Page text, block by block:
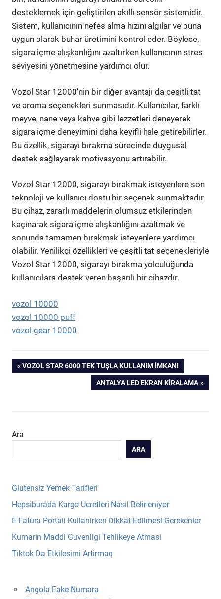
desteklemek için geliştirilen akıllı sensör sistemidir.
Sistem, kullanıcının nefes alma hızını algılar ve buna
uygun olarak buhar üretimini kontrol eder. Böylece,
sigara içme alışkanlığını azaltırken kullanıcının stres
seviyesini yönetmesine yardımcı olur.
Vozol Star 12000'nin bir diğer avantajı da çeşitli tat
ve aroma seçenekleri sunmasıdır. Kullanıcılar, farklı
meyve, nane veya kahve gibi lezzetleri deneyerek
sigara içme deneyimini daha keyifli hale getirebilirler.
Bu özellik, sigarayı bırakma sürecinde duygusal
destek sağlayarak motivasyonu artırabilir.
Vozol Star 12000, sigarayı bırakmak isteyenlere son
teknoloji ve kullanıcı dostu bir seçenek sunmaktadır.
Bu cihaz, zararlı maddelerin olumsuz etkilerinden
kaçınarak sigara içme alışkanlığını azaltmak ve
sonunda tamamen bırakmak isteyenlere yardımcı
olabilir. Yenilikçi özellikleri ve çeşitli tat seçenekleriyle
Vozol Star 12000, sigarayı bırakma yolculuğunda
kullanıcılara destek veren başarılı bir cihazdır.
vozol 10000
vozol 10000 puff
vozol gear 10000
Yazı
PREVIOUS
VOZOL STAR 6000 TEK TUŞLA KULLANIM İMKANI
NEXT
POST:
ANTALYA LED EKRAN KIRALAMA
Ara
ARA
Glutensiz Yemek Tarifleri
Hepsiburada Kargo Ucretleri Nasil Belirleniyor
E Fatura Portali Kullanirken Dikkat Edilmesi Gerekenler
Kumarin Maddi Guvenligi Tehlikeye Atmasi
Tiktok Da Etkilesimi Artirmaq
Angola Fake Numara